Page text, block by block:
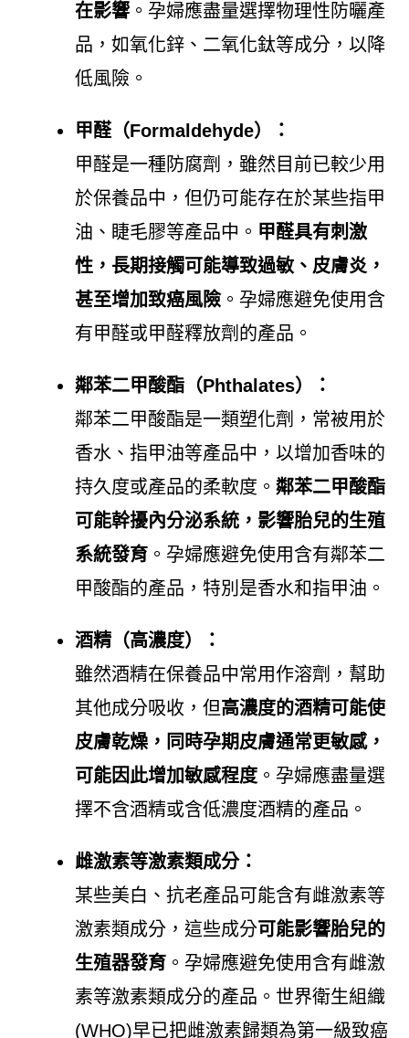
在影響。孕婦應盡量選擇物理性防曬產
品，如氧化鋅、二氧化鈦等成分，以降
低風險。
甲醛（Formaldehyde）：
甲醛是一種防腐劑，雖然目前已較少用
於保養品中，但仍可能存在於某些指甲
油、睫毛膠等產品中。 甲醛具有刺激
性，長期接觸可能導致過敏、皮膚炎，
甚至增加致癌風險。孕婦應避免使用含
有甲醛或甲醛釋放劑的產品。
鄰苯二甲酸酯（Phthalates）：
鄰苯二甲酸酯是一類塑化劑，常被用於
香水、指甲油等產品中，以增加香味的
持久度或產品的柔軟度。 鄰苯二甲酸酯
可能幹擾內分泌系統，影響胎兒的生殖
系統發育。孕婦應避免使用含有鄰苯二
甲酸酯的產品，特別是香水和指甲油。
酒精（高濃度）：
雖然酒精在保養品中常用作溶劑，幫助
其他成分吸收，但高濃度的酒精可能使
皮膚乾燥，同時孕期皮膚通常更敏感，
可能因此增加敏感程度。孕婦應盡量選
擇不含酒精或含低濃度酒精的產品。
雌激素等激素類成分：
某些美白、抗老產品可能含有雌激素等
激素類成分，這些成分可能影響胎兒的
生殖器發育。孕婦應避免使用含有雌激
素等激素類成分的產品。世界衛生組織
(WHO)早已把雌激素歸類為第一級致癌